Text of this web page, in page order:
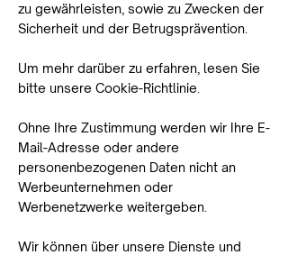
zu gewährleisten, sowie zu Zwecken der
Sicherheit und der Betrugsprävention.
Um mehr darüber zu erfahren, lesen Sie
bitte unsere Cookie-Richtlinie.​
Ohne Ihre Zustimmung werden wir Ihre E-
Mail-Adresse oder andere
personenbezogenen Daten nicht an
Werbeunternehmen oder
Werbenetzwerke weitergeben.​
Wir können über unsere Dienste und